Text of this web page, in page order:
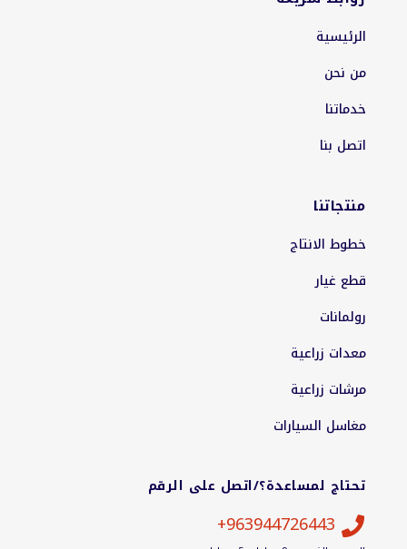
الرئيسية
من نحن
خدماتنا
اتصل بنا
منتجاتنا
خطوط الانتاج
قطع غيار
رولمانات
معدات زراعية
مرشات زراعية
مغاسل السيارات
تحتاج لمساعدة؟/اتصل على الرقم

963944726443+